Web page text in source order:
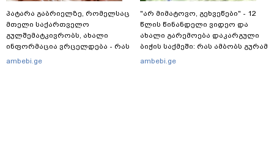
პატარა გაბრიელზე, რომელსაც
მთელი საქართველო
გულშემატკივრობს, ახალი
ინფორმაცია ვრცელდება - რას
წერს ბიჭუნას დედა?
ambebi.ge
"არ მიმატოვო, გეხვეწები" - 12
წლის წინანდელი ვიდეო და
ახალი გარემოება დაკარგული
ბიჭის საქმეში: რას ამბობს გურამ
დადიანიძის დედა
ambebi.ge